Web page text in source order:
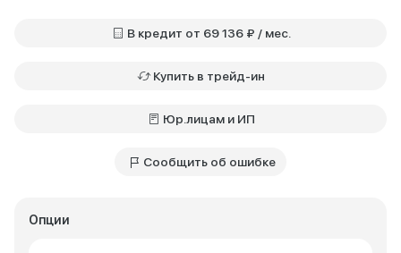
Опции
В кредит от 69 136 ₽ / мес.
Купить в трейд-ин
Юр.лицам и ИП
Сообщить об ошибке